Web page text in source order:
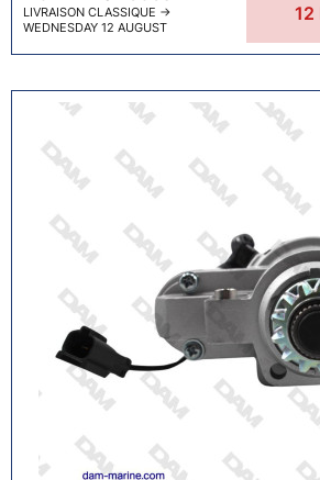
LIVRAISON CLASSIQUE →
WEDNESDAY 12 AUGUST
12